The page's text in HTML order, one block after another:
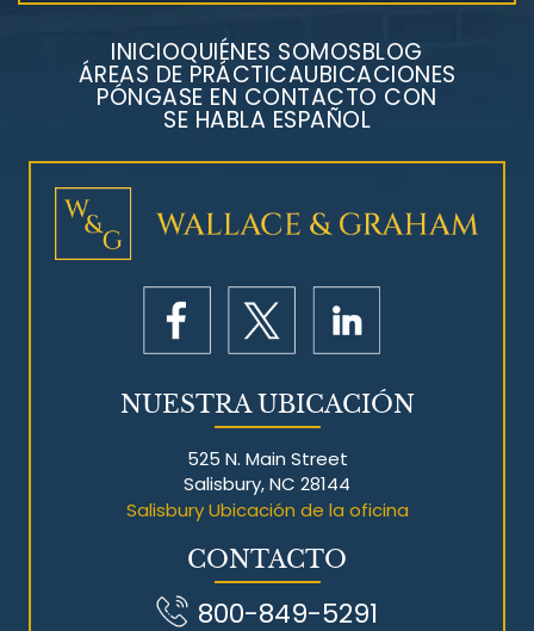
INICIOQUIÉNES SOMOSBLOG
ÁREAS DE PRÁCTICAUBICACIONES
PÓNGASE EN CONTACTO CON
SE HABLA ESPAÑOL
NUESTRA UBICACIÓN
525 N. Main Street
Salisbury, NC 28144
Salisbury Ubicación de la oficina
CONTACTO
800-849-5291